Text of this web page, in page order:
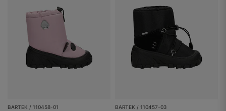
BARTEK / 110458-01 BARTEK / 110457-03